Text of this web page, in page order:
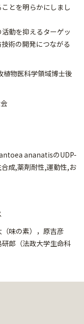
とを明らかにしまし
動を抑えるターゲッ
術の開発につながる
植物医科学領域博士後
ananatisのUDP-
成,薬剤耐性,運動性,お
味の素），原吉彦
郎（法政大学生命科